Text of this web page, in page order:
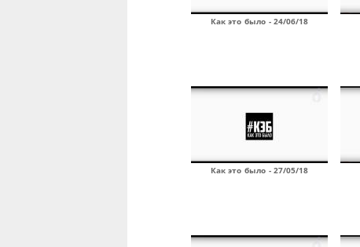
Как это было - 24/06/18
Как это было - 27/05/18